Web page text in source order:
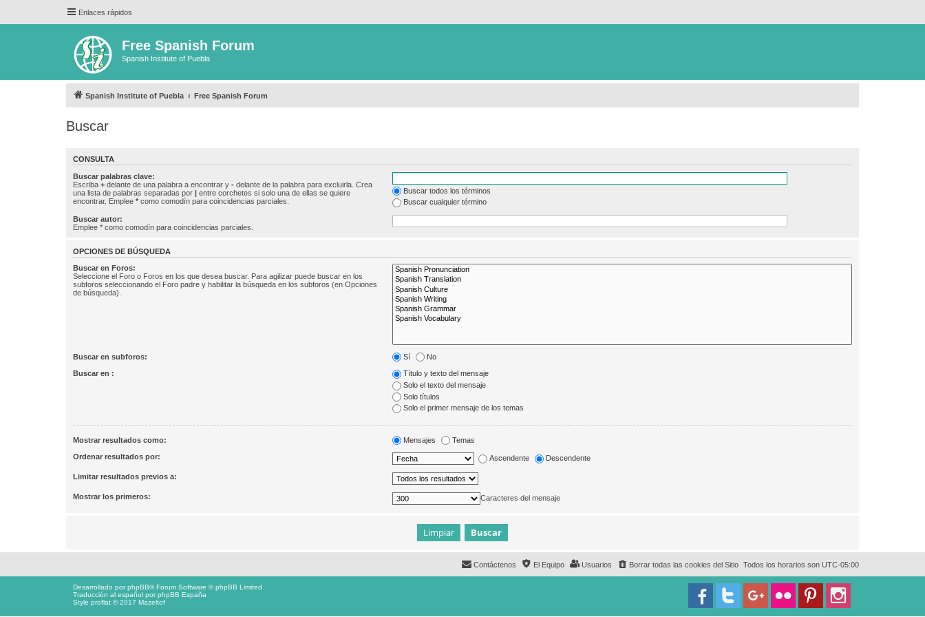
Enlaces rápidos
Free Spanish Forum
Spanish Institute of Puebla
Spanish Institute of Puebla Free Spanish Forum
Buscar
CONSULTA
Buscar palabras clave:
Escriba + delante de una palabra a encontrar y - delante de la palabra para excluirla. Crea
una lista de palabras separadas por | entre corchetes si solo una de ellas se quiere
encontrar. Emplee * como comodín para coincidencias parciales.
Buscar todos los términos
Buscar cualquier término
Buscar autor:
Emplee * como comodín para coincidencias parciales.
OPCIONES DE BÚSQUEDA
Buscar en Foros:
Seleccione el Foro o Foros en los que desea buscar. Para agilizar puede buscar en los
subforos seleccionando el Foro padre y habilitar la búsqueda en los subforos (en Opciones
de búsqueda).
Buscar en subforos: Sí No
Buscar en :
Título y texto del mensaje
Solo el texto del mensaje
Solo títulos
Solo el primer mensaje de los temas
Mostrar resultados como: Mensajes Temas
Ordenar resultados por: Ascendente Descendente
Limitar resultados previos a:
Mostrar los primeros: Caracteres del mensaje
Todos los horarios son UTC-05:00
Borrar todas las cookies del Sitio
Usuarios
El Equipo
Contáctenos
Desarrollado porphpBB® Forum Software © phpBB Limited
Traducción al español porphpBB España
Style proflat © 2017 Mazeltof